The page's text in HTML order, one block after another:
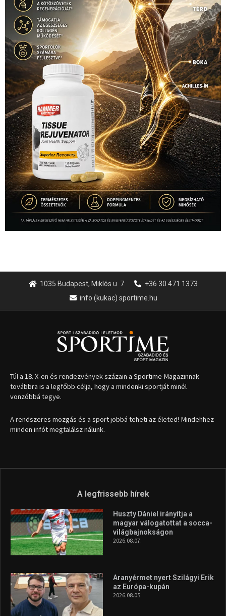
1035 Budapest, Miklós u. 7.
+36 30 471 1373
info (kukac) sportime.hu
Túl a 18. X-en és rendezvények százain a Sportime Magazinnak
továbbra is a legfőbb célja, hogy a mindenki sportját minél
vonzóbbá tegye.
A rendszeres mozgás és a sport jobbá teheti az életed! Mindehhez
minden infót megtalálsz nálunk.
A legfrissebb hírek
Huszty Dániel irányítja a
magyar válogatottat a socca-
világbajnokságon
2026.08.07.
Aranyérmet nyert Szilágyi Erik
az Európa-kupán
2026.08.05.